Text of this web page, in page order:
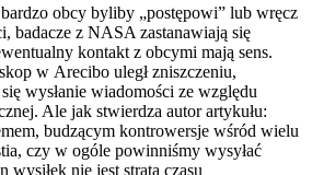
obcy byliby „postępowi” lub wręcz
badacze z NASA zastanawiają się
kontakt z obcymi mają sens.
w Arecibo uległ zniszczeniu,
wysłanie wiadomości ze względu
Ale jak stwierdza autor artykułu:
budzącym kontrowersje wśród wielu
czy w ogóle powinniśmy wysyłać
wysiłek nie jest stratą czasu